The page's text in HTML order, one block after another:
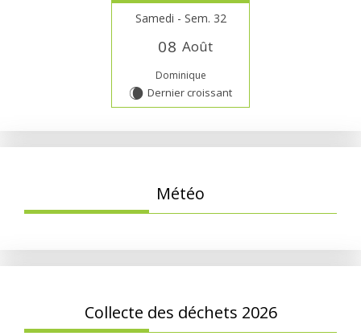
Samedi - Sem. 32
08 Août
Dominique
W Dernier croissant
Météo
Collecte des déchets 2026